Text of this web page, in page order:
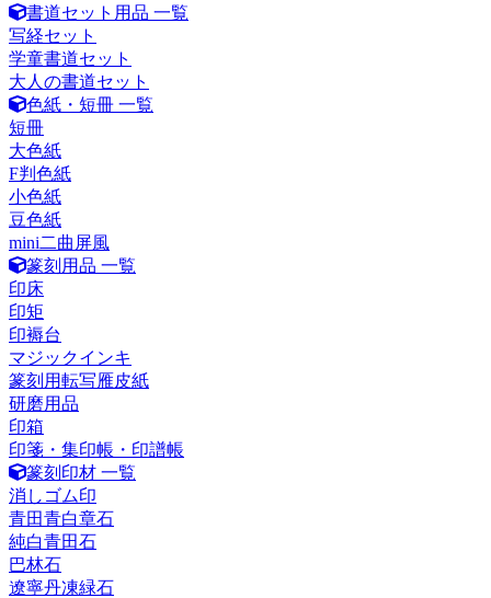
書道セット用品 一覧
写経セット
学童書道セット
大人の書道セット
色紙・短冊 一覧
短冊
大色紙
F判色紙
小色紙
豆色紙
mini二曲屏風
篆刻用品 一覧
印床
印矩
印褥台
マジックインキ
篆刻用転写雁皮紙
研磨用品
印箱
印箋・集印帳・印譜帳
篆刻印材 一覧
消しゴム印
青田青白章石
純白青田石
巴林石
遼寧丹凍緑石